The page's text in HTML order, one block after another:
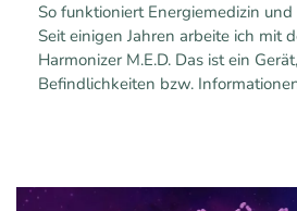
So funktioniert Energiemedizin
Seit einigen Jahren arbeite ich mit
Harmonizer M.E.D. Das ist ein
Befindlichkeiten bzw.